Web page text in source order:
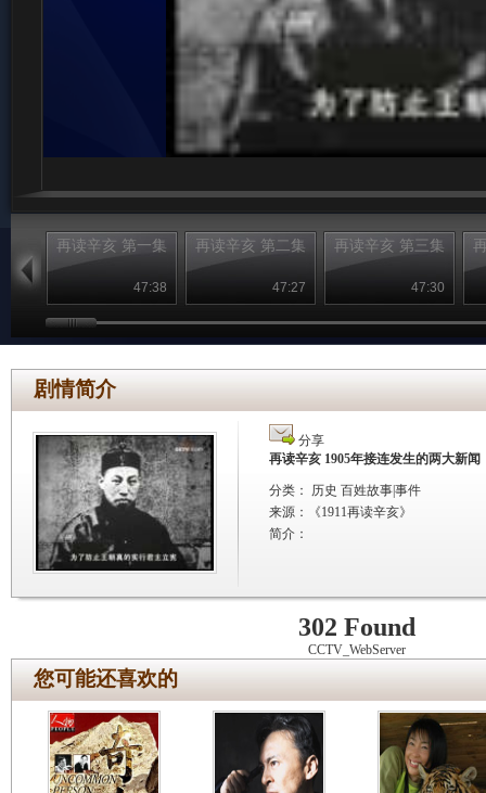
再读辛亥 第一集
47:38
再读辛亥 第二集
47:27
再读辛亥 第三集
47:30
剧情简介
分享
再读辛亥 1905年接连发生的两大新闻
分类： 历史 百姓故事|事件
来源：
《1911再读辛亥》
简介：
302 Found
CCTV_WebServer
您可能还喜欢的